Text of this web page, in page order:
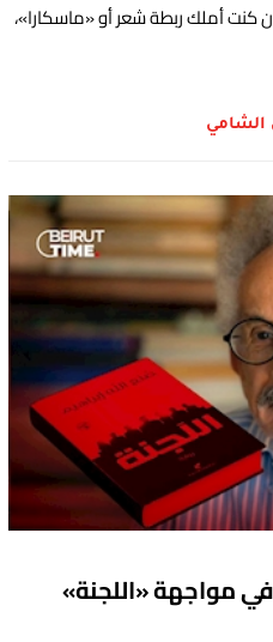
كنت أملك ربطة شعر أو «ماسكارا»،
الشامي
في مواجهة «اللجنة»